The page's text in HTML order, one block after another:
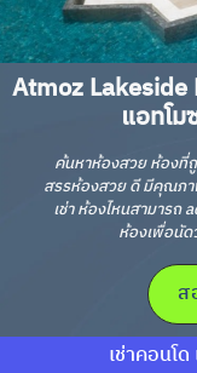
Atmoz Lakeside
แอทโ
ค้นหาห้องสวย ห้องที่ถู
สรรห้องสวย ดี มีคุณภา
เช่า ห้องไหนสามารถ
ห้องเพื่อนัด
ส
เช่าคอนโ